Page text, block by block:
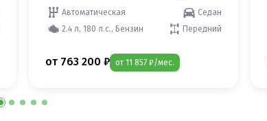
Автоматическая
Седан
2.4 л, 180 л.с., Бензин
Передний
от 763 200 ₽ от 11 857 ₽/мес.